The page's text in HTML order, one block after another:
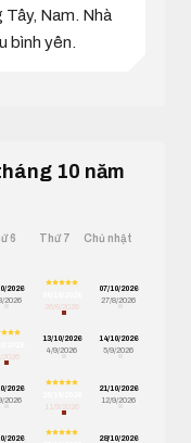
Nam. Nhà
bình yên.
10 năm
6 Thứ 7 Chủ nhật
2026
2026
26/8/2026
07/10/2026
27/8/2026
2026
13/10/2026
4/9/2026
14/10/2026
5/9/2026
2026
2026
11/9/2026
21/10/2026
12/9/2026
2026
28/10/2026